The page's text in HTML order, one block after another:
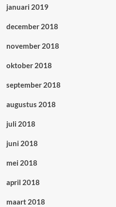
januari 2019
december 2018
november 2018
oktober 2018
september 2018
augustus 2018
juli 2018
juni 2018
mei 2018
april 2018
maart 2018